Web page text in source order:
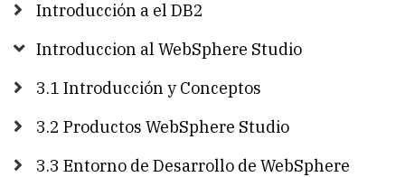
Introducción a el DB2
Introduccion al WebSphere Studio
3.1 Introducción y Conceptos
3.2 Productos WebSphere Studio
3.3 Entorno de Desarrollo de WebSphere